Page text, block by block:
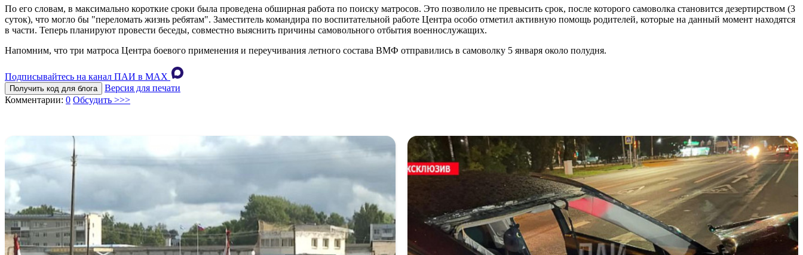
По его словам, в максимально короткие сроки была проведена обширная работа по поиску матросов. Это позволило не превысить срок, после которого самоволка становится дезертирством (3
суток), что могло бы "переломать жизнь ребятам". Заместитель командира по воспитательной работе Центра особо отметил активную помощь родителей, которые на данный момент находятся
в части. Теперь планируют провести беседы, совместно выяснить причины самовольного отбытия военнослужащих.
Напомним, что три матроса Центра боевого применения и переучивания летного состава ВМФ отправились в самоволку 5 января около полудня.
Подписывайтесь на канал ПАИ в MAХ
Получить код для блога
Версия для печати
Комментарии: 0 Обсудить >>>